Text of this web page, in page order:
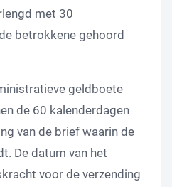
met 30
betrokkene gehoord
geldboete
de 60 kalenderdagen
van de brief waarin de
De datum van het
voor de verzending